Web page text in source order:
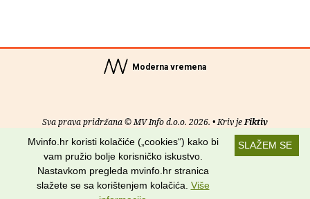
Moderna vremena
Sva prava pridržana © MV Info d.o.o. 2026. • Kriv jeFiktiv
Uvjeti korištenja RSS kanali
Potraži nas na:
SLAŽEM SE
Mvinfo.hr koristi kolačiće („cookies“) kako bi
vam pružio bolje korisničko iskustvo.
Nastavkom pregleda mvinfo.hr stranica
slažete se sa korištenjem kolačića. Više